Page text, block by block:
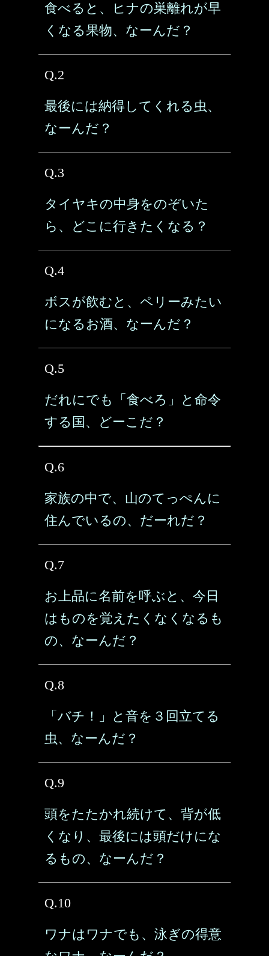
食べると、ヒナの巣離れが早
くなる果物、なーんだ？
Q.2
最後には納得してくれる虫、
なーんだ？
Q.3
タイヤキの中身をのぞいた
ら、どこに行きたくなる？
Q.4
ボスが飲むと、ペリーみたい
になるお酒、なーんだ？
Q.5
だれにでも「食べろ」と命令
する国、どーこだ？
Q.6
家族の中で、山のてっぺんに
住んでいるの、だーれだ？
Q.7
お上品に名前を呼ぶと、今日
はものを覚えたくなくなるも
の、なーんだ？
Q.8
「バチ！」と音を３回立てる
虫、なーんだ？
Q.9
頭をたたかれ続けて、背が低
くなり、最後には頭だけにな
るもの、なーんだ？
Q.10
ワナはワナでも、泳ぎの得意